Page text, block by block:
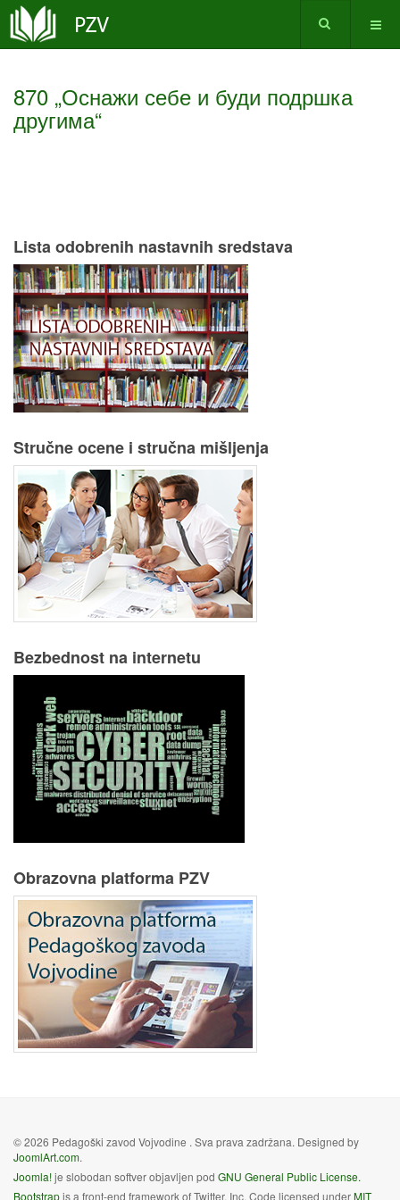
870 „Оснажи себе и буди подршка
другима“
Lista odobrenih nastavnih sredstava
Stručne ocene i stručna mišljenja
Bezbednost na internetu
Obrazovna platforma PZV
© 2026 Pedagoški zavod Vojvodine . Sva prava zadržana. Designed by
JoomlArt.com.
Joomla!je slobodan softver objavljen pod GNU General Public License.
Bootstrapis a front-end framework of Twitter, Inc. Code licensed underMIT